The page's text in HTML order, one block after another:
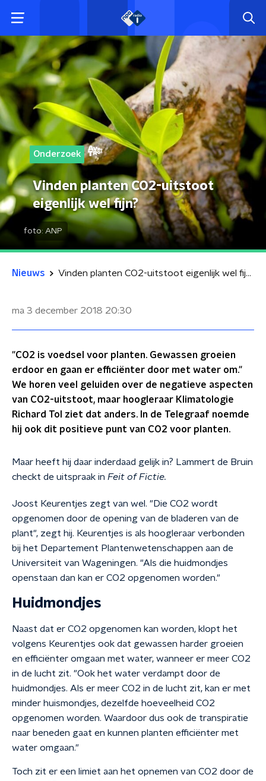
Onderzoek
Vinden planten CO2-uitstoot
eigenlijk wel fijn?
foto: ANP
Nieuws Vinden planten CO2-uitstoot eigenlijk wel fijn?
ma 3 december 2018 20:30
"CO2 is voedsel voor planten. Gewassen groeien
erdoor en gaan er efficiënter door met water om."
We horen veel geluiden over de negatieve aspecten
van CO2-uitstoot, maar hoogleraar Klimatologie
Richard Tol ziet dat anders. In de Telegraaf noemde
hij ook dit positieve punt van CO2 voor planten.
Maar heeft hij daar inderdaad gelijk in? Lammert de Bruin
checkt de uitspraak in Feit of Fictie.
Joost Keurentjes zegt van wel. "Die CO2 wordt
opgenomen door de opening van de bladeren van de
plant", zegt hij. Keurentjes is als hoogleraar verbonden
bij het Departement Plantenwetenschappen aan de
Universiteit van Wageningen. "Als die huidmondjes
openstaan dan kan er CO2 opgenomen worden."
Huidmondjes
Naast dat er CO2 opgenomen kan worden, klopt het
volgens Keurentjes ook dat gewassen harder groeien
en efficiënter omgaan met water, wanneer er meer CO2
in de lucht zit. "Ook het water verdampt door de
huidmondjes. Als er meer CO2 in de lucht zit, kan er met
minder huismondjes, dezelfde hoeveelheid CO2
opgenomen worden. Waardoor dus ook de transpiratie
naar beneden gaat en kunnen planten efficiënter met
water omgaan."
Toch zit er een limiet aan het opnemen van CO2 door de